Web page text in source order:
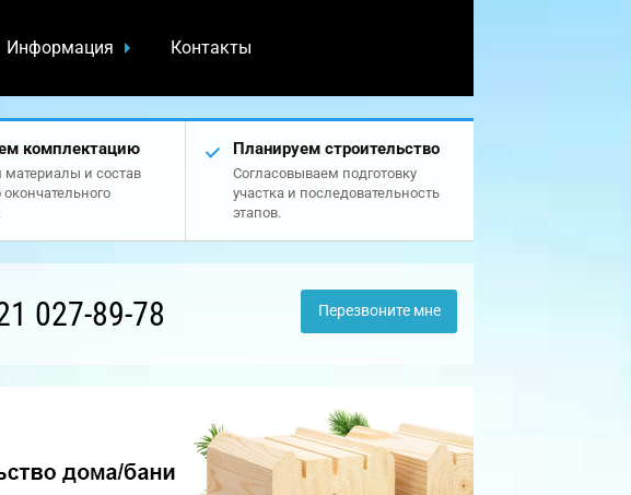
Информация Контакты
комплектацию
материалы и состав
окончательного
Планируем строительство
Согласовываем подготовку
участка и последовательность
этапов.
027-89-78 Перезвоните мне